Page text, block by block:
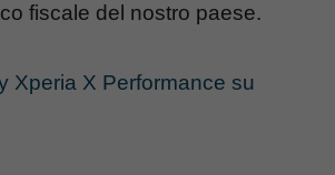
fiscale del nostro paese.
Xperia X Performance su